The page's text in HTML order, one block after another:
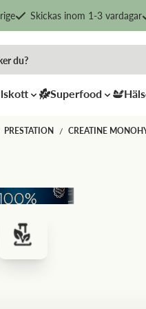
Skickas inom 1-3 vardagar
Superfood
PRESTATION / CREATINE